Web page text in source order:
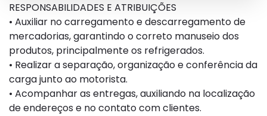
RESPONSABILIDADES E ATRIBUIÇÕES
• Auxiliar no carregamento e descarregamento de
mercadorias, garantindo o correto manuseio dos
produtos, principalmente os refrigerados.
• Realizar a separação, organização e conferência da
carga junto ao motorista.
• Acompanhar as entregas, auxiliando na localização
de endereços e no contato com clientes.